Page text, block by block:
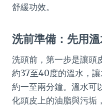
舒緩功效。
洗前準備：先用
洗頭前，第一步是讓頭
約37至40度的溫水，
約一至兩分鐘。溫水可
化頭皮上的油脂與污垢